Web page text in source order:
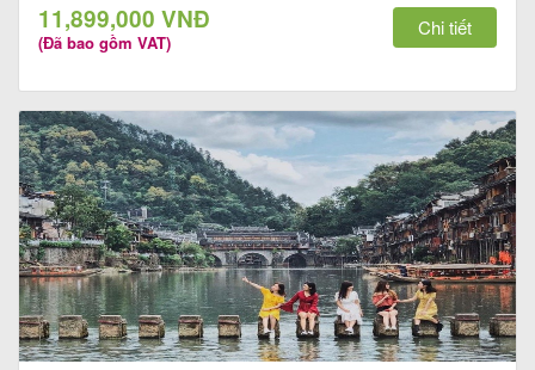
trong
nước
Combo
Quy
Nhơn
Lịch
11,899,000 VNĐ
(Đã bao gồm VAT)
Chi tiết